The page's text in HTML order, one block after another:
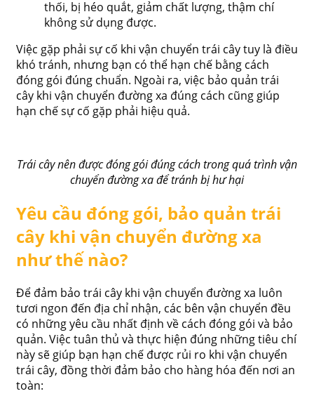
thối, bị héo quắt, giảm chất lượng, thậm chí
không sử dụng được.
Việc gặp phải sự cố khi vận chuyển trái cây tuy là điều
khó tránh, nhưng bạn có thể hạn chế bằng cách
đóng gói đúng chuẩn. Ngoài ra, việc bảo quản trái
cây khi vận chuyển đường xa đúng cách cũng giúp
hạn chế sự cố gặp phải hiệu quả.
Trái cây nên được đóng gói đúng cách trong quá trình vận
chuyển đường xa để tránh bị hư hại
Yêu cầu đóng gói, bảo quản trái
cây khi vận chuyển đường xa
như thế nào?
Để đảm bảo trái cây khi vận chuyển đường xa luôn
tươi ngon đến địa chỉ nhận, các bên vận chuyển đều
có những yêu cầu nhất định về cách đóng gói và bảo
quản. Việc tuân thủ và thực hiện đúng những tiêu chí
này sẽ giúp bạn hạn chế được rủi ro khi vận chuyển
trái cây, đồng thời đảm bảo cho hàng hóa đến nơi an
toàn: